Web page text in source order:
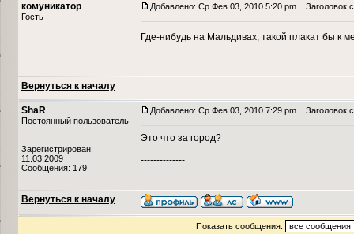
комуникатор
Гость
Добавлено: Ср Фев 03, 2010 5:20 pm Заголовок
Где-нибудь на Мальдивах, такой плакат бы к
Вернуться к началу
ShaR
Постоянный пользователь
Зарегистрирован:
11.03.2009
Сообщения: 179
Добавлено: Ср Фев 03, 2010 7:29 pm Заголовок
Это что за город?
--------------
Вернуться к началу
Показать сообщения: